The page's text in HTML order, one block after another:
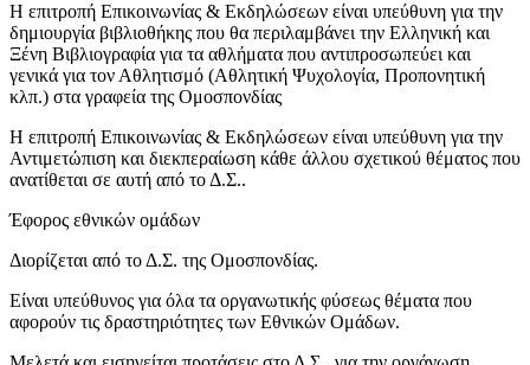
Η επιτροπή Επικοινωνίας & Εκδηλώσεων είναι υπεύθυνη για την
δημιουργία βιβλιοθήκης που θα περιλαμβάνει την Ελληνική και
Ξένη Βιβλιογραφία για τα αθλήματα που αντιπροσωπεύει και
γενικά για τον Αθλητισμό (Αθλητική Ψυχολογία, Προπονητική
κλπ.) στα γραφεία της Ομοσπονδίας
Η επιτροπή Επικοινωνίας & Εκδηλώσεων είναι υπεύθυνη για την
Αντιμετώπιση και διεκπεραίωση κάθε άλλου σχετικού θέματος που
ανατίθεται σε αυτή από το Δ.Σ..
Έφορος εθνικών ομάδων
Διορίζεται από το Δ.Σ. της Ομοσπονδίας.
Είναι υπεύθυνος για όλα τα οργανωτικής φύσεως θέματα που
αφορούν τις δραστηριότητες των Εθνικών Ομάδων.